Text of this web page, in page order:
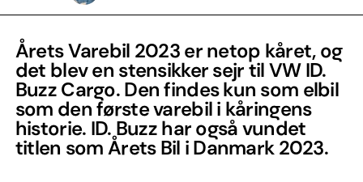
Årets Varebil 2023 er netop kåret, og
det blev en stensikker sejr til VW ID.
Buzz Cargo. Den findes kun som elbil
som den første varebil i kåringens
historie. ID. Buzz har også vundet
titlen som Årets Bil i Danmark 2023.